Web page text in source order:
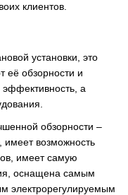
клиентов.
установки, это
её обзорности и
эффективность, а
обзорности –
имеет возможность
имеет самую
оснащена самым
электрорегулируемым